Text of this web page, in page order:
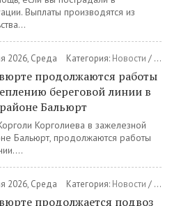
Выплаты производятся из
2026, Среда Категория: Новости /
продолжаются работы
береговой линии в
Бальюрт
Корголиева в зажелезной
Бальюрт, продолжаются работы
2026, Среда Категория: Новости /
продолжается подвоз